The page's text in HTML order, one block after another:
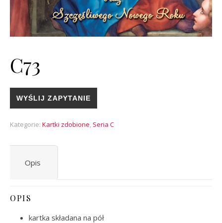
C73
WYŚLIJ ZAPYTANIE
Kategorie: Kartki zdobione, Seria C
Opis
OPIS
kartka składana na pół